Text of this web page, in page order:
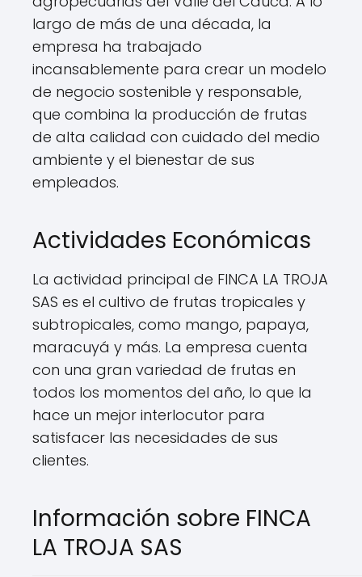
largo de más de una década, la
empresa ha trabajado
incansablemente para crear un modelo
de negocio sostenible y responsable,
que combina la producción de frutas
de alta calidad con cuidado del medio
ambiente y el bienestar de sus
empleados.
Actividades Económicas
La actividad principal de FINCA LA TROJA
SAS es el cultivo de frutas tropicales y
subtropicales, como mango, papaya,
maracuyá y más. La empresa cuenta
con una gran variedad de frutas en
todos los momentos del año, lo que la
hace un mejor interlocutor para
satisfacer las necesidades de sus
clientes.
Información sobre FINCA
LA TROJA SAS